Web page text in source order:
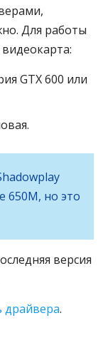
Для работы
GTX 600 или
650M, но это
версия
драйвера.